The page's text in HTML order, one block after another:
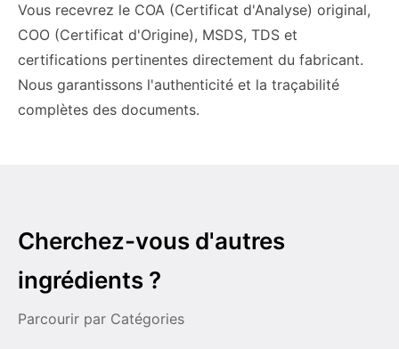
Vous recevrez le COA (Certificat d'Analyse) original,
COO (Certificat d'Origine), MSDS, TDS et
certifications pertinentes directement du fabricant.
Nous garantissons l'authenticité et la traçabilité
complètes des documents.
Cherchez-vous d'autres
ingrédients ?
Parcourir par Catégories